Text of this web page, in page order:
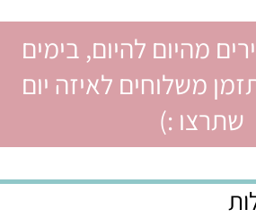
מהיום להיום, בימים
משלוחים לאיזה יום
שתרצו :)